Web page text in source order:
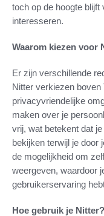
toch op de hoogte
interesseren.
Waarom kiezen voor
Er zijn verschillende
Nitter verkiezen boven
privacyvriendelijke
maken over je
vrij, wat betekent dat
bekijken terwijl je door
de mogelijkheid om
weergeven, waardoor
gebruikerservaring
Hoe gebruik je Nitter?